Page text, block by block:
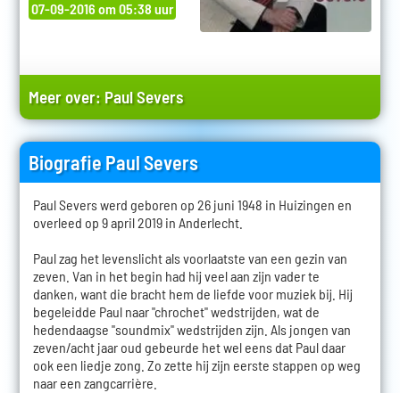
07-09-2016 om 05:38 uur
Meer over: Paul Severs
Biografie Paul Severs
Paul Severs werd geboren op 26 juni 1948 in Huizingen en
overleed op 9 april 2019 in Anderlecht.
Paul zag het levenslicht als voorlaatste van een gezin van
zeven. Van in het begin had hij veel aan zijn vader te
danken, want die bracht hem de liefde voor muziek bij. Hij
begeleidde Paul naar "chrochet" wedstrijden, wat de
hedendaagse "soundmix" wedstrijden zijn. Als jongen van
zeven/acht jaar oud gebeurde het wel eens dat Paul daar
ook een liedje zong. Zo zette hij zijn eerste stappen op weg
naar een zangcarrière.